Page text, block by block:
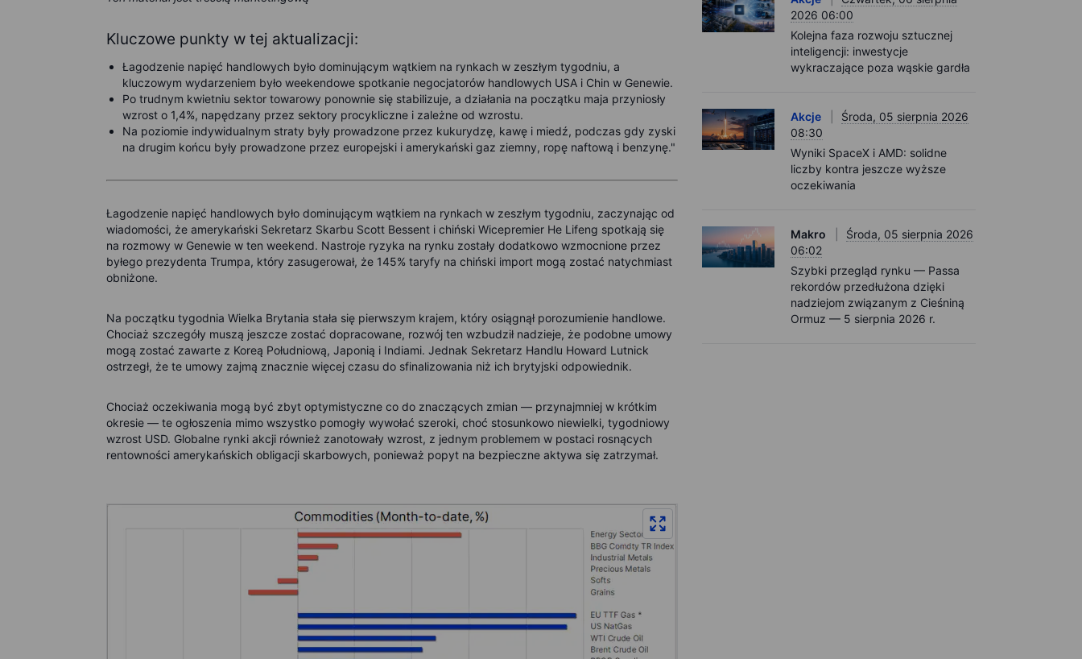
Kluczowe punkty w tej aktualizacji:
Łagodzenie napięć handlowych było dominującym wątkiem na rynkach w zeszłym tygodniu, a
kluczowym wydarzeniem było weekendowe spotkanie negocjatorów handlowych USA i Chin w Genewie.
Po trudnym kwietniu sektor towarowy ponownie się stabilizuje, a działania na początku maja przyniosły
wzrost o 1,4%, napędzany przez sektory procykliczne i zależne od wzrostu.
Na poziomie indywidualnym straty były prowadzone przez kukurydzę, kawę i miedź, podczas gdy zyski
na drugim końcu były prowadzone przez europejski i amerykański gaz ziemny, ropę naftową i benzynę."
Łagodzenie napięć handlowych było dominującym wątkiem na rynkach w zeszłym tygodniu, zaczynając od
wiadomości, że amerykański Sekretarz Skarbu Scott Bessent i chiński Wicepremier He Lifeng spotkają się
na rozmowy w Genewie w ten weekend. Nastroje ryzyka na rynku zostały dodatkowo wzmocnione przez
byłego prezydenta Trumpa, który zasugerował, że 145% taryfy na chiński import mogą zostać natychmiast
obniżone.
Na początku tygodnia Wielka Brytania stała się pierwszym krajem, który osiągnął porozumienie handlowe.
Chociaż szczegóły muszą jeszcze zostać dopracowane, rozwój ten wzbudził nadzieje, że podobne umowy
mogą zostać zawarte z Koreą Południową, Japonią i Indiami. Jednak Sekretarz Handlu Howard Lutnick
ostrzegł, że te umowy zajmą znacznie więcej czasu do sfinalizowania niż ich brytyjski odpowiednik.
Chociaż oczekiwania mogą być zbyt optymistyczne co do znaczących zmian — przynajmniej w krótkim
okresie — te ogłoszenia mimo wszystko pomogły wywołać szeroki, choć stosunkowo niewielki, tygodniowy
wzrost USD. Globalne rynki akcji również zanotowały wzrost, z jednym problemem w postaci rosnących
rentowności amerykańskich obligacji skarbowych, ponieważ popyt na bezpieczne aktywa się zatrzymał.
2026 06:00
Kolejna faza rozwoju sztucznej
inteligencji: inwestycje
wykraczające poza wąskie gardła
Akcje
Środa, 05 sierpnia 2026
08:30
Wyniki SpaceX i AMD: solidne
liczby kontra jeszcze wyższe
oczekiwania
Makro
Środa, 05 sierpnia 2026
06:02
Szybki przegląd rynku — Passa
rekordów przedłużona dzięki
nadziejom związanym z Cieśniną
Ormuz — 5 sierpnia 2026 r.